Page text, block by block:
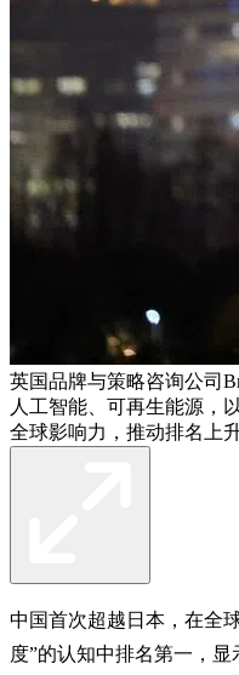
英国品牌与策略咨询公司
人工智能、可再生能源，
全球影响力，推动排名上
中国首次超越日本，在全
度”的认知中排名第一，